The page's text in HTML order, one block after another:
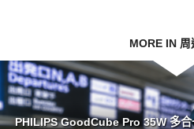
MORE IN 周
PHILIPS GoodCube Pro 35W 多合